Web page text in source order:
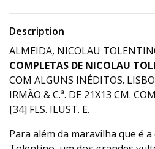
Description
ALMEIDA, NICOLAU
COMPLETAS DE NICOLAU
COM ALGUNS INÉDITOS.
IRMÃO & C.ª. DE 21X13 CM.
[34] FLS. ILUST. E.
Para além da maravilha que é